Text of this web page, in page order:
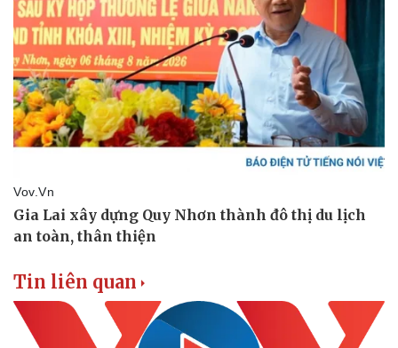
Thể thao
Bóng đá
Lịch thi đấu bóng đá
Thế giới thể thao
eSports
Hậu trường
Ô tô - Xe máy
Ô tô
Xe máy
Tư vấn
Tin liên quan